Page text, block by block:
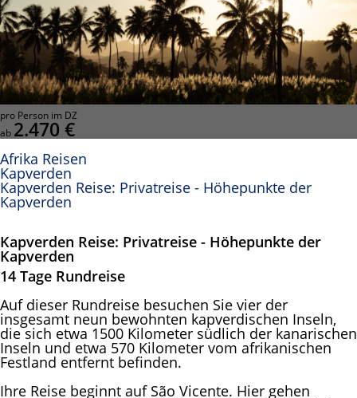
pro Person im DZ
ab 2.470 €
Afrika Reisen
Kapverden
Kapverden Reise: Privatreise - Höhepunkte der
Kapverden
Kapverden Reise: Privatreise - Höhepunkte der
Kapverden
14 Tage Rundreise
Auf dieser Rundreise besuchen Sie vier der
insgesamt neun bewohnten kapverdischen Inseln,
die sich etwa 1500 Kilometer südlich der kanarischen
Inseln und etwa 570 Kilometer vom afrikanischen
Festland entfernt befinden.
Ihre Reise beginnt auf São Vicente. Hier gehen